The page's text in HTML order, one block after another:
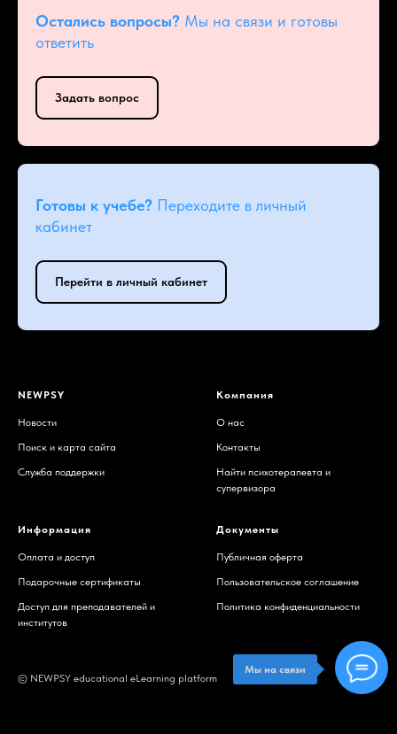
Остались вопросы? Мы на связи и готовы
ответить
Задать вопрос
Готовы к учебе? Переходите в личный
кабинет
Перейти в личный кабинет
NEWPSY
Новости
Поиск и карта сайта
Служба поддержки
Компания
О нас
Контакты
Найти психотерапевта и
супервизора
Информация
Оплата и доступ
Подарочные сертификаты
Доступ для преподавателей и
институтов
Документы
Публичная оферта
Пользовательское соглашение
Политика конфиденциальности
© NEWPSY educational eLearning platform
Мы на связи